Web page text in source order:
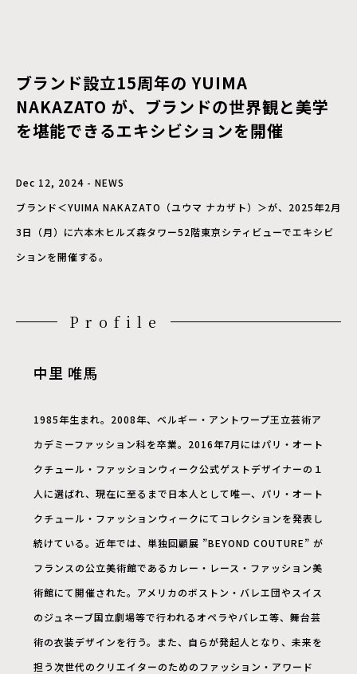
ブランド設立15周年の YUIMA
NAKAZATO が、ブランドの世界観と美学
を堪能できるエキシビションを開催
Dec 12, 2024 - NEWS
ブランド＜YUIMA NAKAZATO（ユウマ ナカザト）＞が、2025年2月
3日（月）に六本木ヒルズ森タワー52階東京シティビューでエキシビ
ションを開催する。
Profile
中里 唯馬
1985年生まれ。2008年、ベルギー・アントワープ王立芸術ア
カデミーファッション科を卒業。2016年7月にはパリ・オート
クチュール・ファッションウィーク公式ゲストデザイナーの１
人に選ばれ、現在に至るまで日本人として唯一、パリ・オート
クチュール・ファッションウィークにてコレクションを発表し
続けている。近年では、単独回顧展 ”BEYOND COUTURE” が
フランスの公立美術館であるカレー・レース・ファッション美
術館にて開催された。アメリカのボストン・バレエ団やスイス
のジュネーブ国立劇場等で行われるオペラやバレエ等、舞台芸
術の衣装デザインを行う。また、自らが発起人となり、未来を
担う次世代のクリエイターのためのファッション・アワード